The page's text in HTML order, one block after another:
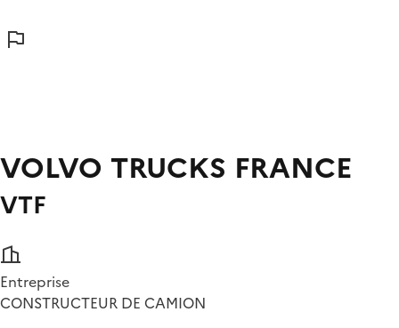
VOLVO TRUCKS FRANCE
VTF
Entreprise
CONSTRUCTEUR DE CAMION